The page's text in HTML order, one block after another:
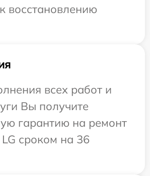
восстановлению
всех работ и
Вы получите
гарантию на ремонт
LG сроком на 36